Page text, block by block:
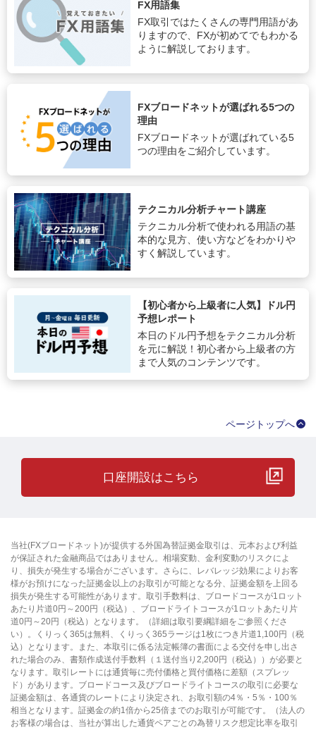
FX用語集
FX取引ではたくさんの専門用語があ
りますので、FXが初めてでもわかる
ように解説しております。
FXブロードネットが選ばれる5つの
理由
FXブロードネットが選ばれている5
つの理由をご紹介しています。
テクニカル分析チャート講座
テクニカル分析で使われる用語の基
本的な見方、使い方などをわかりや
すく解説しています。
【初心者から上級者に人気】ドル円
予想レポート
本日のドル円予想をテクニカル分析
を元に解説！初心者から上級者の方
まで人気のコンテンツです。
ページトップへ
口座開設はこちら
当社(FXブロードネット)が提供する外国為替証拠金取引は、元本および利益
が保証された金融商品ではありません。相場変動、金利変動のリスクによ
り、損失が発生する場合がございます。さらに、レバレッジ効果によりお客
様がお預けになった証拠金以上のお取引が可能となる分、証拠金額を上回る
損失が発生する可能性があります。取引手数料は、ブロードコースが1ロット
あたり片道0円～200円（税込）、ブロードライトコースが1ロットあたり片
道0円～20円（税込）となります。（詳細は取引要綱詳細をご参照くださ
い）。くりっく365は無料、くりっく365ラージは1枚につき片道1,100円（税
込）となります。また、本取引に係る法定帳簿の書面による交付を申し出さ
れた場合のみ、書類作成送付手数料（１送付当り2,200円（税込））が必要と
なります。取引レートには通貨毎に売付価格と買付価格に差額（スプレッ
ド）があります。ブロードコース及びブロードライトコースの取引に必要な
証拠金額は、各通貨のレートにより決定され、お取引額の4％・5％・100％
相当となります。証拠金の約1倍から25倍までのお取引が可能です。（法人の
お客様の場合は、当社が算出した通貨ペアごとの為替リスク想定比率を取引